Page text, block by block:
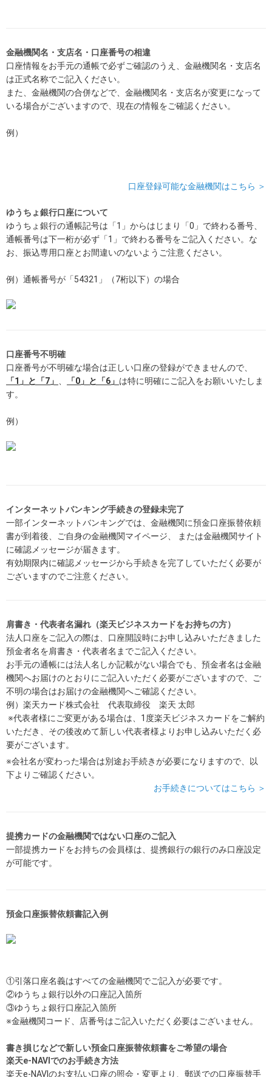
金融機関名・支店名・口座番号の相違
口座情報をお手元の通帳で必ずご確認のうえ、金融機関名・支店名
は正式名称でご記入ください。
また、金融機関の合併などで、金融機関名・支店名が変更になって
いる場合がございますので、現在の情報をご確認ください。
例）
口座登録可能な金融機関はこちら ＞
ゆうちょ銀行口座について
ゆうちょ銀行の通帳記号は「1」からはじまり「0」で終わる番号、
通帳番号は下一桁が必ず「1」で終わる番号をご記入ください。な
お、振込専用口座とお間違いのないようご注意ください。
例）通帳番号が「54321」（7桁以下）の場合
口座番号不明確
口座番号が不明確な場合は正しい口座の登録ができませんので、
「1」と「7」
「0」と「6」 は特に明確にご記入をお願いいたしま
す。
例）
インターネットバンキング手続きの登録未完了
一部インターネットバンキングでは、金融機関に預金口座振替依頼
書が到着後、ご自身の金融機関マイページ、 または金融機関サイト
に確認メッセージが届きます。
有効期限内に確認メッセージから手続きを完了していただく必要が
ございますのでご注意ください。
肩書き・代表者名漏れ（楽天ビジネスカードをお持ちの方）
法人口座をご記入の際は、口座開設時にお申し込みいただきました
預金者名を肩書き・代表者名までご記入ください。
お手元の通帳には法人名しか記載がない場合でも、預金者名は金融
機関へお届けのとおりにご記入いただく必要がございますので、ご
不明の場合はお届けの金融機関へご確認ください。
例）楽天カード株式会社 代表取締役 楽天 太郎
※代表者様にご変更がある場合は、1度楽天ビジネスカードをご解約
いただき、その後改めて新しい代表者様よりお申し込みいただく必
要がございます。
※会社名が変わった場合は別途お手続きが必要になりますので、以
下よりご確認ください。
お手続きについてはこちら ＞
提携カードの金融機関ではない口座のご記入
一部提携カードをお持ちの会員様は、提携銀行の銀行のみ口座設定
が可能です。
預金口座振替依頼書記入例
①引落口座名義はすべての金融機関でご記入が必要です。
②ゆうちょ銀行以外の口座記入箇所
③ゆうちょ銀行口座記入箇所
※金融機関コード、店番号はご記入いただく必要はございません。
書き損じなどで新しい預金口座振替依頼書をご希望の場合
楽天e-NAVIでのお手続き方法
楽天e-NAVIのお支払い口座の照会・変更より、郵送での口座振替手